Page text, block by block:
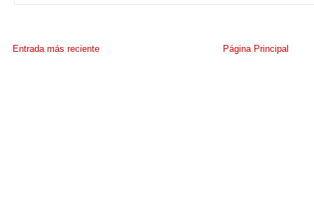
Entrada más reciente Página Principal